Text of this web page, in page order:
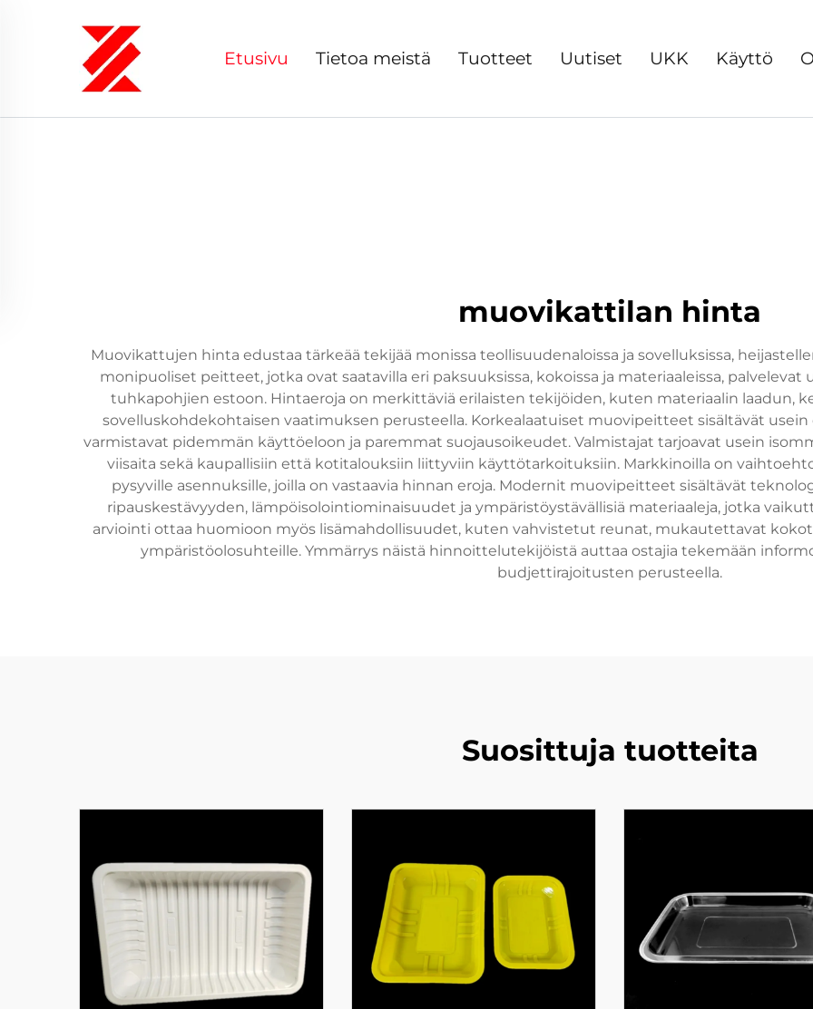
Etusivu Tietoa meistä Tuotteet Uutiset UKK Käyttö
muovikattilan hinta
Muovikattujen hinta edustaa tärkeää tekijää monissa teollisuudenaloissa ja sovelluksissa,
monipuoliset peitteet, jotka ovat saatavilla eri paksuuksissa, kokoissa ja materiaaleissa,
tuhkapohjien estoon. Hintaeroja on merkittäviä erilaisten tekijöiden, kuten materiaalin laadun,
sovelluskohdekohtaisen vaatimuksen perusteella. Korkealaatuiset muovipeitteet sisältävät
varmistavat pidemmän käyttöeloon ja paremmat suojausoikeudet. Valmistajat tarjoavat usein
viisaita sekä kaupallisiin että kotitalouksiin liittyviin käyttötarkoituksiin. Markkinoilla on
pysyville asennuksille, joilla on vastaavia hinnan eroja. Modernit muovipeitteet sisältävät
ripauskestävyyden, lämpöisolointiominaisuudet ja ympäristöystävällisiä materiaaleja, jotka
arviointi ottaa huomioon myös lisämahdollisuudet, kuten vahvistetut reunat, mukautettavat
ympäristöolosuhteille. Ymmärrys näistä hinnoittelutekijöistä auttaa ostajia tekemään
budjettirajoitusten perusteella.
Suosittuja tuotteita